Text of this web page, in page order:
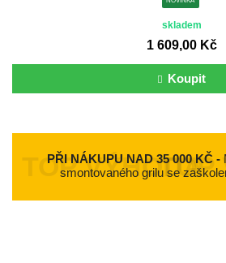
skladem
1 609,00 Kč
Koupit
PŘI NÁKUPU NAD 35 000 KČ -
smontovaného grilu se